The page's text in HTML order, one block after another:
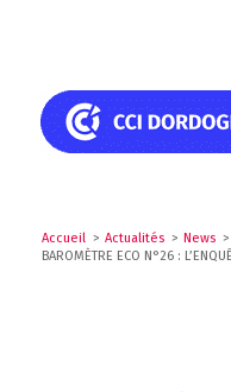
Accueil > Actualités > News >
BAROMÈTRE ECO N°26 :